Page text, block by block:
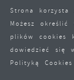
Strona
Możesz
plików cookies
dowiedzieć się
Polityką